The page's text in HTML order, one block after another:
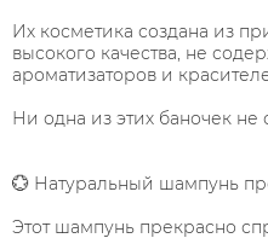
Их косметика создана из
высокого качества, не
ароматизаторов и
Ни одна из этих баночек не
💮 Натуральный шампунь
Этот шампунь прекрасно